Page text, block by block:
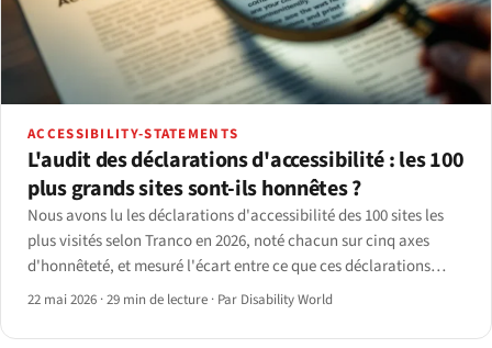
ACCESSIBILITY-STATEMENTS
L'audit des déclarations d'accessibilité : les 100
plus grands sites sont-ils honnêtes ?
Nous avons lu les déclarations d'accessibilité des 100 sites les
plus visités selon Tranco en 2026, noté chacun sur cinq axes
d'honnêteté, et mesuré l'écart entre ce que ces déclarations
affirment et ce qu'un scan axe-core retourne réellement.
22 mai 2026 ·29 min de lecture · Par Disability World